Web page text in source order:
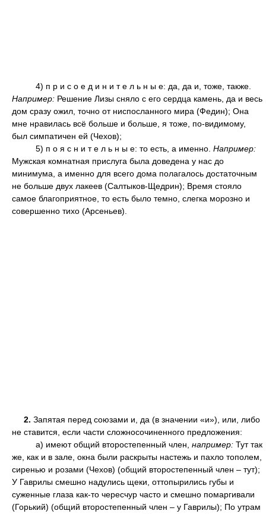
4) п р и с о е д и н и т е л ь н ы е: да, да и, тоже, также.
Например: Решение Лизы сняло с его сердца камень, да и весь
дом сразу ожил, точно от ниспосланного мира (Федин); Она
мне нравилась всё больше и больше, я тоже, по-видимому,
был симпатичен ей (Чехов);
5) п о я с н и т е л ь н ы е: то есть, а именно. Например:
Мужская комнатная прислуга была доведена у нас до
минимума, а именно для всего дома полагалось достаточным
не больше двух лакеев (Салтыков-Щедрин); Время стояло
самое благоприятное, то есть было темно, слегка морозно и
совершенно тихо (Арсеньев).
2. Запятая перед союзами и, да (в значении «и»), или, либо
не ставится, если части сложносочиненного предложения:
а) имеют общий второстепенный член, например: Тут так
же, как и в зале, окна были раскрыты настежь и пахло тополем,
сиренью и розами (Чехов) (общий второстепенный член – тут);
У Гаврилы смешно надулись щеки, оттопырились губы и
суженные глаза как-то чересчур часто и смешно помаргивали
(Горький) (общий второстепенный член – у Гаврилы); По утрам